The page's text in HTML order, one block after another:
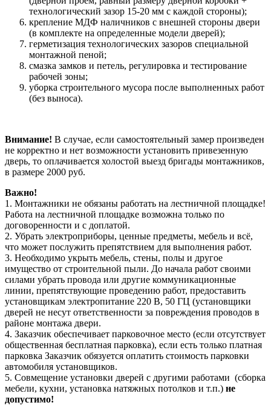
технологический зазор 15-20 мм с каждой стороны);
крепление МДФ наличников с внешней стороны двери
(в комплекте на определенные модели дверей);
герметизация технологических зазоров специальной
монтажной пеной;
смазка замков и петель, регулировка и тестирование
рабочей зоны;
уборка строительного мусора после выполненных работ
(без выноса).
Внимание! В случае, если самостоятельный замер произведен
не корректно и нет возможности установить привезенную
дверь, то оплачивается холостой выезд бригады монтажников,
в размере 2000 руб.
Важно!
1. Монтажники не обязаны работать на лестничной площадке!
Работа на лестничной площадке возможна только по
договоренности и с доплатой.
2. Убрать электроприборы, ценные предметы, мебель и всё,
что может послужить препятствием для выполнения работ.
3. Необходимо укрыть мебель, стены, полы и другое
имущество от строительной пыли. До начала работ своими
силами убрать провода или другие коммуникационные
линии, препятствующие проведению работ, предоставить
установщикам электропитание 220 В, 50 ГЦ (установщики
дверей не несут ответственности за повреждения проводов в
районе монтажа двери.
4. Заказчик обеспечивает парковочное место (если отсутствует
общественная бесплатная парковка), если есть только платная
парковка Заказчик обязуется оплатить стоимость парковки
автомобиля установщиков.
5. Совмещение установки дверей с другими работами (сборка
мебели, кухни, установка натяжных потолков и т.п.) не
допустимо!